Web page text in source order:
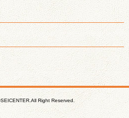
Right Reserved.